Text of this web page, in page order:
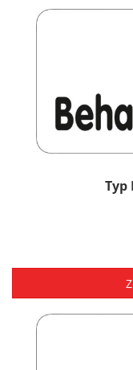
Typ